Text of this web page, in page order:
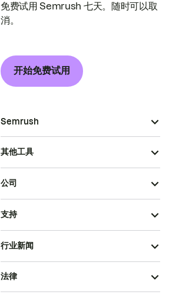
免费试用 Semrush 七天。随时可以取
消。
开始免费试用
Semrush
其他工具
公司
支持
行业新闻
法律